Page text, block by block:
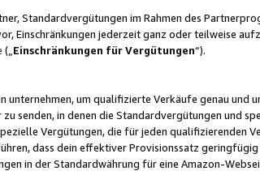
Standardvergütungen im Rahmen des
Einschränkungen jederzeit ganz oder teilweise
(„ Einschränkungen für Vergütungen“).
um qualifizierte Verkäufe genau und
senden, in denen die Standardvergütungen und
Vergütungen, die für jeden qualifizierenden
dass dein effektiver Provisionssatz
in der Standardwährung für eine Amazon-